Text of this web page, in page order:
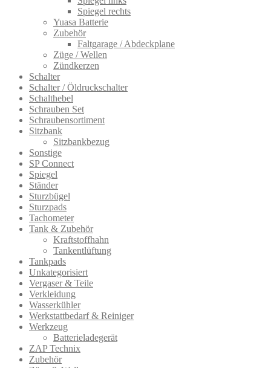
Spiegel rechts
Yuasa Batterie
Zubehör
Faltgarage / Abdeckplane
Züge / Wellen
Zündkerzen
Schalter
Schalter / Öldruckschalter
Schalthebel
Schrauben Set
Schraubensortiment
Sitzbank
Sitzbankbezug
Sonstige
SP Connect
Spiegel
Ständer
Sturzbügel
Sturzpads
Tachometer
Tank & Zubehör
Kraftstoffhahn
Tankentlüftung
Tankpads
Unkategorisiert
Vergaser & Teile
Verkleidung
Wasserkühler
Werkstattbedarf & Reiniger
Werkzeug
Batterieladegerät
ZAP Technix
Zubehör